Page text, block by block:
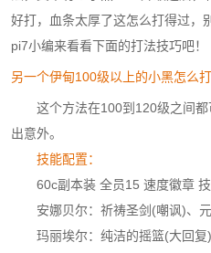
好打，血条太厚了这怎么打得过，
pi7小编来看看下面的打法技巧吧！
另一个伊甸100级以上的小黑怎么打
这个方法在100到120级之间
出意外。
技能配置：
60c副本装 全员15 速度徽章
安娜贝尔：祈祷圣剑(嘲讽)、
玛丽埃尔：纯洁的摇篮(大回